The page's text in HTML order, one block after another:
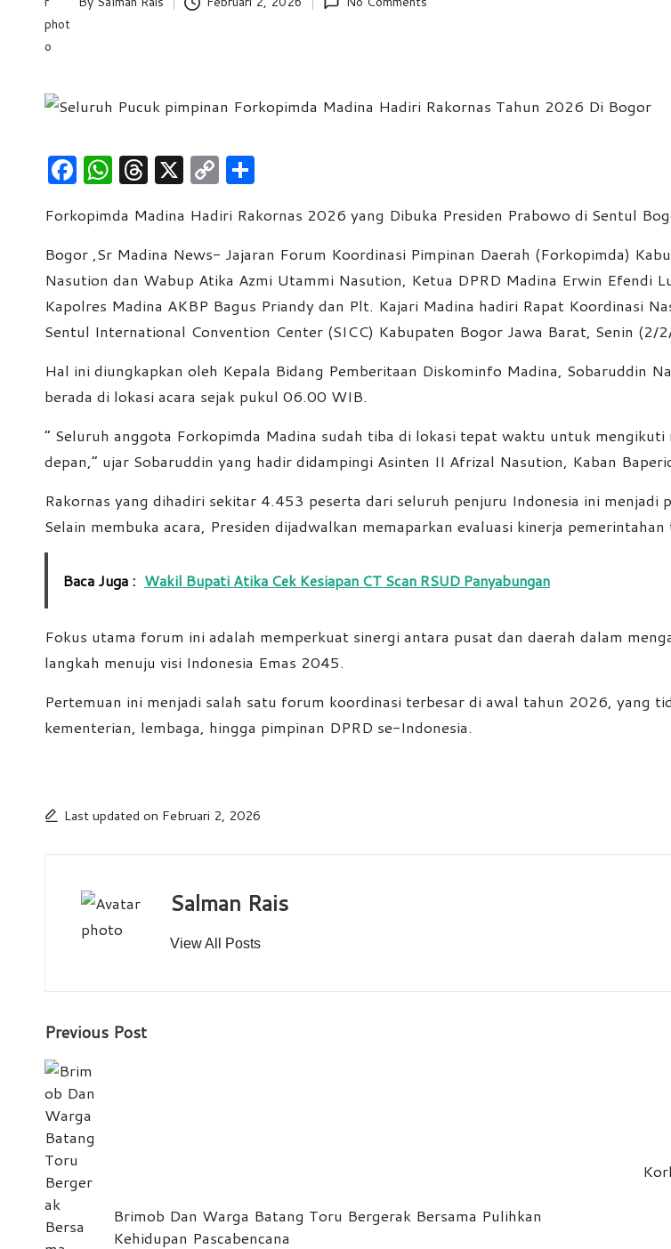
e
s
Posted
by
F
a
c
e
b
o
o
k
W
h
at
s
A
p
p
T
hr
e
a
d
s
X C
o
p
y
Li
n
k
ar
e
Forkopimda Madina Hadiri Rakornas 2026 yang Dibuka Presiden Prabowo di Sentul
Bogor ,Sr Madina News- Jajaran Forum Koordinasi Pimpinan Daerah (Forkopimda)
Nasution dan Wabup Atika Azmi Utammi Nasution, Ketua DPRD Madina Erwin Efendi
Kapolres Madina AKBP Bagus Priandy dan Plt. Kajari Madina hadiri Rapat Koordinasi
Sentul International Convention Center (SICC) Kabupaten Bogor Jawa Barat, Senin (2/
Hal ini diungkapkan oleh Kepala Bidang Pemberitaan Diskominfo Madina, Sobaruddin
berada di lokasi acara sejak pukul 06.00 WIB.
” Seluruh anggota Forkopimda Madina sudah tiba di lokasi tepat waktu untuk
depan,” ujar Sobaruddin yang hadir didampingi Asinten II Afrizal Nasution, Kaban
Rakornas yang dihadiri sekitar 4.453 peserta dari seluruh penjuru Indonesia ini
Selain membuka acara, Presiden dijadwalkan memaparkan evaluasi kinerja
Baca Juga : Wakil Bupati Atika Cek Kesiapan CT Scan RSUD Panyabungan
Fokus utama forum ini adalah memperkuat sinergi antara pusat dan daerah dalam
langkah menuju visi Indonesia Emas 2045.
Pertemuan ini menjadi salah satu forum koordinasi terbesar di awal tahun 2026, yang
kementerian, lembaga, hingga pimpinan DPRD se-Indonesia.
Last updated on Februari 2, 2026
Salman Rais
View All Posts
Post
navigation
Previous Post
Brimob Dan Warga Batang Toru Bergerak Bersama Pulihkan
Kehidupan Pascabencana